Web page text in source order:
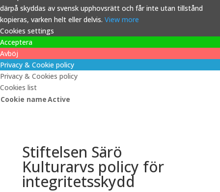
därpå skyddas av svensk upphovsrätt och får inte utan tillstånd
kopieras, varken helt eller delvis. View more
Cookies settings
Acceptera
Avböj
Privacy & Cookie policy
Privacy & Cookies policy
Cookies list
Cookie nameActive
Stiftelsen Särö
Kulturarvs policy för
integritetsskydd